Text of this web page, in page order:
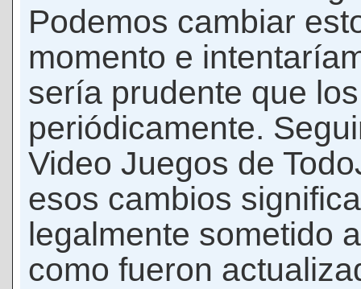
Podemos cambiar
momento e
sería prudente que
periódicamente.
Video Juegos de
esos cambios
legalmente sometido
como fueron